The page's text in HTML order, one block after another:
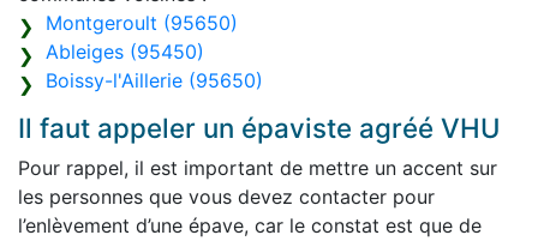
Montgeroult (95650)
Ableiges (95450)
Boissy-l'Aillerie (95650)
Il faut appeler un épaviste agréé VHU
Pour rappel, il est important de mettre un accent sur
les personnes que vous devez contacter pour
l’enlèvement d’une épave, car le constat est que de